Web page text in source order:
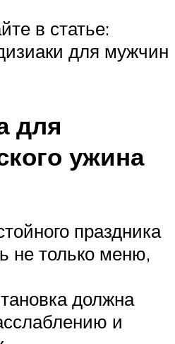
в статье:
для мужчин
для
ужина
праздника
не только меню,
должна
и